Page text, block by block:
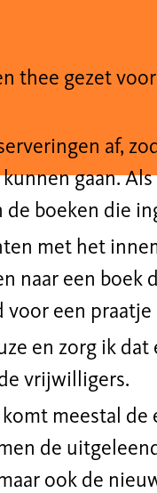
thee gezet voor
af,
gaan.
de boeken die
met het
naar een boek
voor een praatje
en zorg ik
vrijwilligers.
meestal
de
ook de